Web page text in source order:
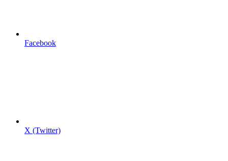
Facebook
X (Twitter)